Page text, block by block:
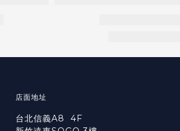
店面地址
台北信義A8 4F